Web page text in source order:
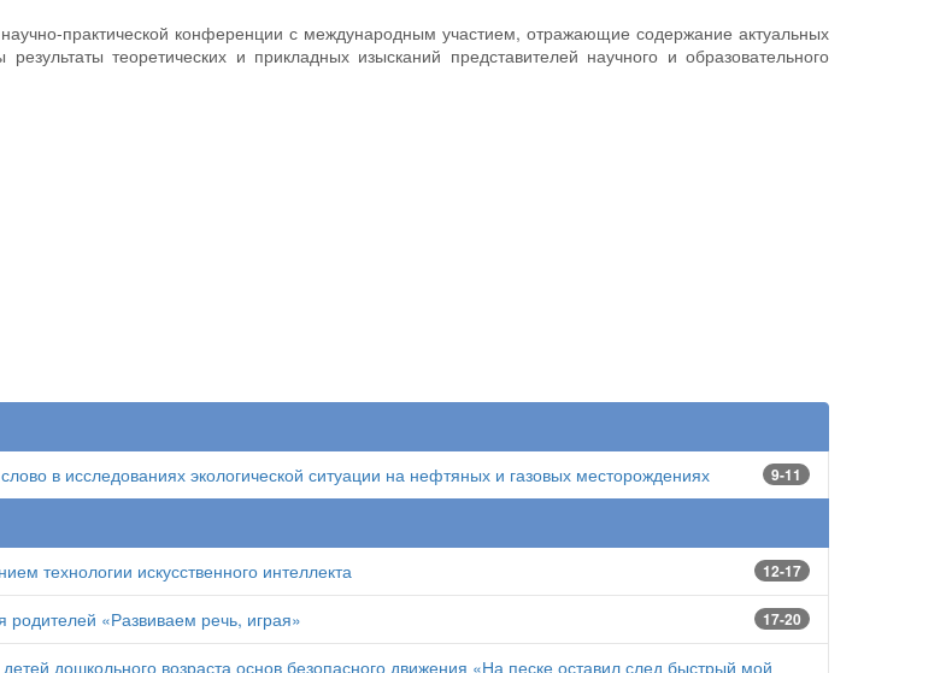
практической конференции с международным участием, отражающие содержание актуальных
теоретических и прикладных изысканий представителей научного и образовательного
в исследованиях экологической ситуации на нефтяных и газовых месторождениях 9-11
технологии искусственного интеллекта 12-17
родителей «Развиваем речь, играя» 17-20
дошкольного возраста основ безопасного движения «На песке оставил след быстрый мой